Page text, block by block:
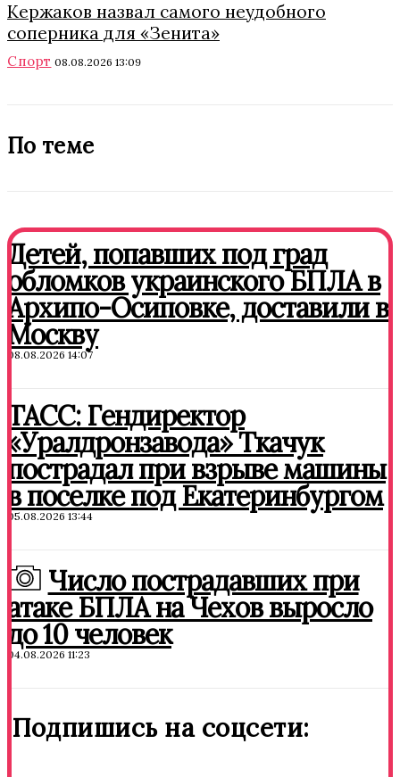
Кержаков назвал самого неудобного
соперника для «Зенита»
Спорт 08.08.2026 13:09
По теме
Детей, попавших под град
обломков украинского БПЛА в
Архипо-Осиповке, доставили в
Москву
08.08.2026 14:07
ТАСС: Гендиректор
«Уралдронзавода» Ткачук
пострадал при взрыве машины
в поселке под Екатеринбургом
05.08.2026 13:44
Число пострадавших при
атаке БПЛА на Чехов выросло
до 10 человек
04.08.2026 11:23
Подпишись на соцсети: